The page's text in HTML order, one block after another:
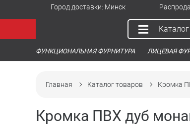
Город доставки: Минск
Каталог
ФУНКЦИОНАЛЬНАЯ ФУРНИТУРА ЛИЦЕВАЯ
Главная Каталог товаров Кромка
Кромка ПВХ дуб